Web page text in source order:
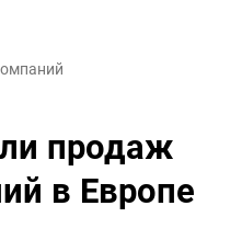
продаж
в Европе